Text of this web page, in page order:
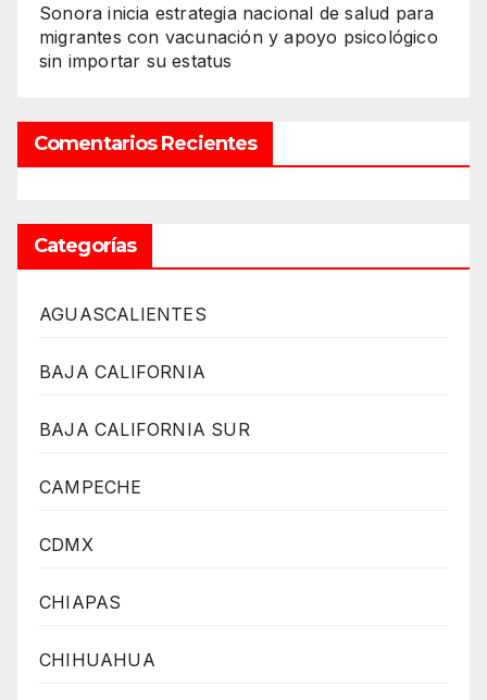
Sonora inicia estrategia nacional de salud para
migrantes con vacunación y apoyo psicológico
sin importar su estatus
Comentarios Recientes
Categorías
AGUASCALIENTES
BAJA CALIFORNIA
BAJA CALIFORNIA SUR
CAMPECHE
CDMX
CHIAPAS
CHIHUAHUA